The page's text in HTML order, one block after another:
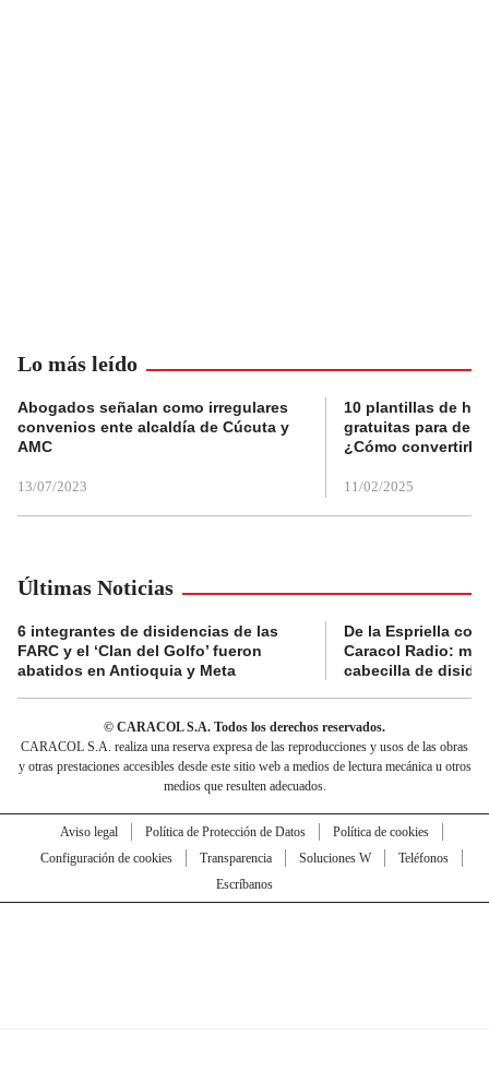
Lo más leído
Abogados señalan como irregulares
convenios ente alcaldía de Cúcuta y
AMC
13/07/2023
10 plantillas de
gratuitas para
¿Cómo convertirla
11/02/2025
Últimas Noticias
6 integrantes de disidencias de las
FARC y el ‘Clan del Golfo’ fueron
abatidos en Antioquia y Meta
De la Espriella
Caracol Radio:
cabecilla de
© CARACOL S.A. Todos los derechos reservados.
CARACOL S.A. realiza una reserva expresa de las reproducciones y usos de las obras
y otras prestaciones accesibles desde este sitio web a medios de lectura mecánica u otros
medios que resulten adecuados.
Aviso legal Política de Protección de Datos
Política de cookies
Configuración de cookies
Transparencia Soluciones W
Teléfonos
Escríbanos